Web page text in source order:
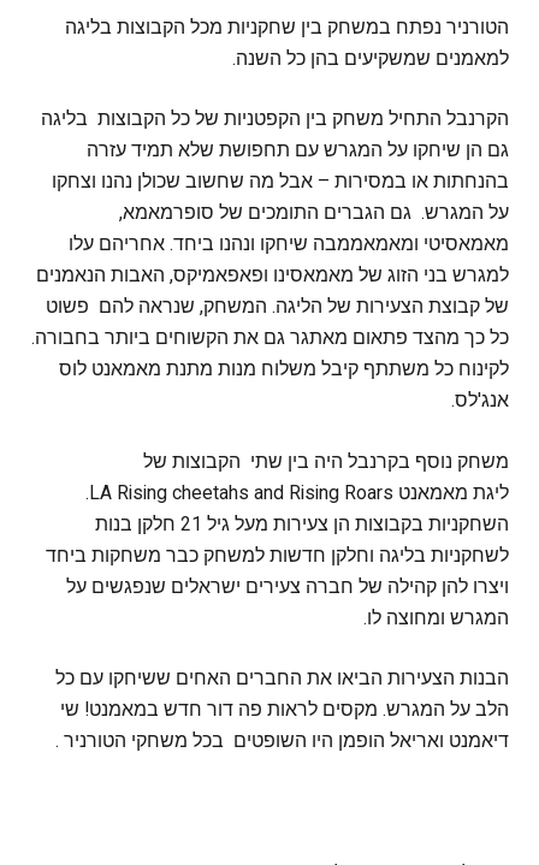
הטורניר נפתח במשחק בין שחקניות מכל הקבוצות בליגה
למאמנים שמשקיעים בהן כל השנה.
הקרנבל התחיל משחק בין הקפטניות של כל הקבוצות בליגה
גם הן שיחקו על המגרש עם תחפושת שלא תמיד עזרה
בהנחתות או במסירות – אבל מה שחשוב שכולן נהנו וצחקו
על המגרש. גם הגברים התומכים של סופרמאמא,
מאמאסיטי ומאמאממבה שיחקו ונהנו ביחד. אחריהם עלו
למגרש בני הזוג של מאמאסינו ופאפאמיקס, האבות הנאמנים
של קבוצת הצעירות של הליגה. המשחק, שנראה להם פשוט
כל כך מהצד פתאום מאתגר גם את הקשוחים ביותר בחבורה.
לקינוח כל משתתף קיבל משלוח מנות מתנת מאמאנט לוס
אנג'לס.
משחק נוסף בקרנבל היה בין שתי הקבוצות של
ליגת מאמאנט LA Rising cheetahs and Rising Roars.
השחקניות בקבוצות הן צעירות מעל גיל 21 חלקן בנות
לשחקניות בליגה וחלקן חדשות למשחק כבר משחקות ביחד
ויצרו להן קהילה של חברה צעירים ישראלים שנפגשים על
המגרש ומחוצה לו.
הבנות הצעירות הביאו את החברים האחים ששיחקו עם כל
הלב על המגרש. מקסים לראות פה דור חדש במאמנט! שי
דיאמנט ואריאל הופמן היו השופטים בכל משחקי הטורניר .